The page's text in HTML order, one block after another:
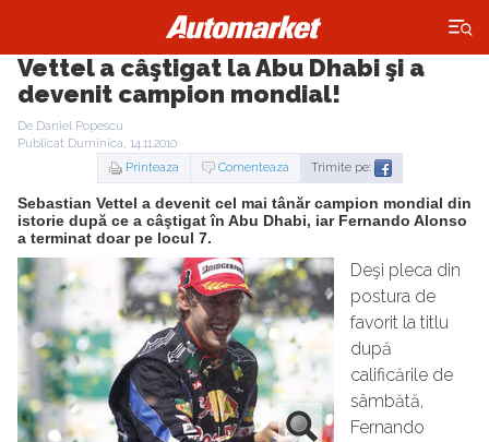
×
Vettel a câştigat la Abu Dhabi şi a
devenit campion mondial!
De Daniel Popescu
Publicat Duminica, 14.11.2010
Printeaza
Comenteaza Trimite pe:
Sebastian Vettel a devenit cel mai tânăr campion mondial din
istorie după ce a câştigat în Abu Dhabi, iar Fernando Alonso
a terminat doar pe locul 7.
Deşi pleca din
postura de
favorit la titlu
după
calificările de
sâmbătă,
Fernando